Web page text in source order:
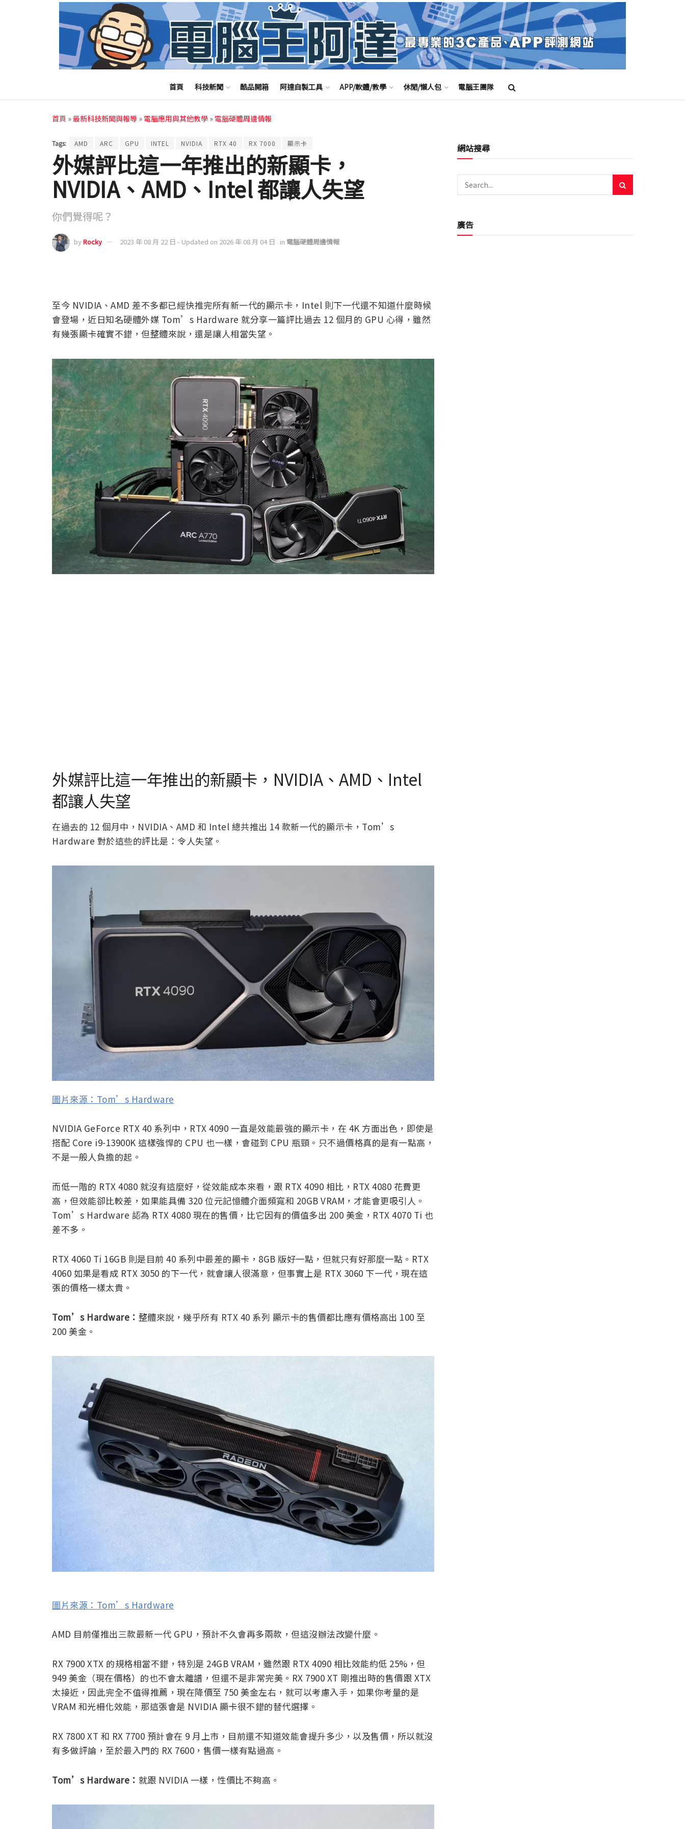
首頁 科技新聞 酷品開箱 阿達自製工具 APP/軟體/教學 休閒/懶人包 電腦王團隊
首頁 »最新科技新聞與報導 » 電腦應用與其他教學 » 電腦硬體周邊情報
Tags: AMD ARC GPU INTEL NVIDIA RTX 40 RX 7000 顯示卡
外媒評比這一年推出的新顯卡，
NVIDIA、AMD、Intel 都讓人失望
你們覺得呢？
byRocky 2023 年 08 月 22 日 - Updated on 2026 年 08 月 04 日 in 電腦硬體周邊情報
至今 NVIDIA、AMD 差不多都已經快推完所有新一代的顯示卡，Intel 則下一代還不知道什麼時候
會登場，近日知名硬體外媒 Tom’s Hardware 就分享一篇評比過去 12 個月的 GPU 心得，雖然
有幾張顯卡確實不錯，但整體來說，還是讓人相當失望。
外媒評比這一年推出的新顯卡，NVIDIA、AMD、Intel
都讓人失望
在過去的 12 個月中，NVIDIA、AMD 和 Intel 總共推出 14 款新一代的顯示卡，Tom’s
Hardware 對於這些的評比是：令人失望。
圖片來源：Tom’s Hardware
NVIDIA GeForce RTX 40 系列中，RTX 4090 一直是效能最強的顯示卡，在 4K 方面出色，即使是
搭配 Core i9-13900K 這樣強悍的 CPU 也一樣，會碰到 CPU 瓶頸。只不過價格真的是有一點高，
不是一般人負擔的起。
而低一階的 RTX 4080 就沒有這麼好，從效能成本來看，跟 RTX 4090 相比，RTX 4080 花費更
高，但效能卻比較差，如果能具備 320 位元記憶體介面頻寬和 20GB VRAM，才能會更吸引人。
Tom’s Hardware 認為 RTX 4080 現在的售價，比它因有的價值多出 200 美金，RTX 4070 Ti 也
差不多。
RTX 4060 Ti 16GB 則是目前 40 系列中最差的顯卡，8GB 版好一點，但就只有好那麼一點。RTX
4060 如果是看成 RTX 3050 的下一代，就會讓人很滿意，但事實上是 RTX 3060 下一代，現在這
張的價格一樣太貴。
Tom’s Hardware： 整體來說，幾乎所有 RTX 40 系列 顯示卡的售價都比應有價格高出 100 至
200 美金。
圖片來源：Tom’s Hardware
AMD 目前僅推出三款最新一代 GPU，預計不久會再多兩款，但這沒辦法改變什麼。
RX 7900 XTX 的規格相當不錯，特別是 24GB VRAM，雖然跟 RTX 4090 相比效能約低 25%，但
949 美金（現在價格）的也不會太離譜，但還不是非常完美。RX 7900 XT 剛推出時的售價跟 XTX
太接近，因此完全不值得推薦，現在降價至 750 美金左右，就可以考慮入手，如果你考量的是
VRAM 和光柵化效能，那這張會是 NVIDIA 顯卡很不錯的替代選擇。
RX 7800 XT 和 RX 7700 預計會在 9 月上市，目前還不知道效能會提升多少，以及售價，所以就沒
有多做評論，至於最入門的 RX 7600，售價一樣有點過高。
Tom’s Hardware： 就跟 NVIDIA 一樣，性價比不夠高。
網站搜尋
廣告